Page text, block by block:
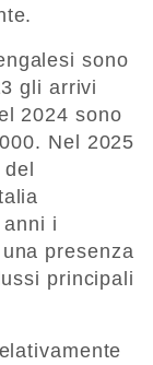
sono
gli arrivi
2024 sono
. Nel 2025
i
presenza
principali